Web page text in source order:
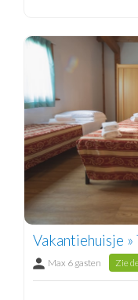
Vakantiehuisje »
Max 6 gasten Zie